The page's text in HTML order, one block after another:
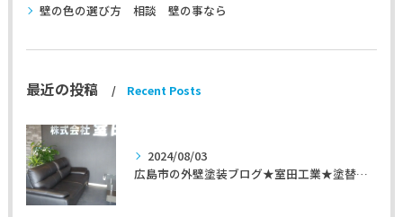
壁の色の選び方 相談 壁の事なら
最近の投稿 Recent Posts
2024/08/03
広島市の外壁塗装ブログ★室田工業★塗替えマスターズ★外壁リフォーム